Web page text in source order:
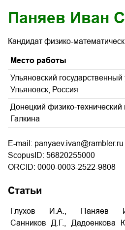
Паняев Иван
Кандидат физико-
Место работы
Ульяновский государственный
Ульяновск, Россия
Донецкий физико-технический
Галкина
E-mail: panyaev.ivan@rambler.ru
ScopusID: 56820255000
ORCID: 0000-0003-2522-9808
Статьи
Глухов И.А., Паняев
Санников Д.Г., Дадоенкова